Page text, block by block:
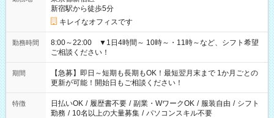
新宿駅から徒歩5分
キレイなオフィスです
勤務時間
8:00～22:00 ▼1日4時間～ 10時～・11時～など、シフト希望
ご相談ください！
期間
【急募】即日～短期も長期もOK！最短翌月末まで 1か月ごとの
更新が可能！開始日もご相談ください！
特徴 日払いOK / 履歴書不要 / 副業・WワークOK / 服装自由 / シフト
勤務 / 10名以上の大量募集 / パソコンスキル不要